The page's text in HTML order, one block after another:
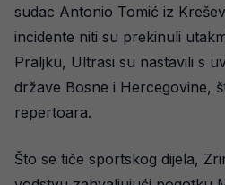
sudac Antonio Tomić iz
incidente niti su prekinuli
Praljku, Ultrasi su nastavili s
države Bosne i Hercegovine,
repertoara.
Što se tiče sportskog dijela,